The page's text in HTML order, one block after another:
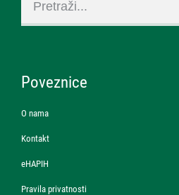
Poveznice
O nama
Kontakt
eHAPIH
Pravila privatnosti